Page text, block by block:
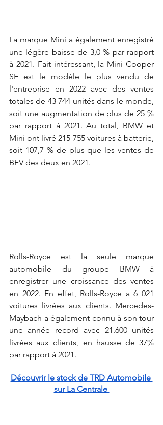
La marque Mini a également enregistré
une légère baisse de 3,0 % par rapport
à 2021. Fait intéressant, la Mini Cooper
SE est le modèle le plus vendu de
l'entreprise en 2022 avec des ventes
totales de 43 744 unités dans le monde,
soit une augmentation de plus de 25 %
par rapport à 2021. Au total, BMW et
Mini ont livré 215 755 voitures à batterie,
soit 107,7 % de plus que les ventes de
BEV des deux en 2021.
Rolls-Royce est la seule marque
automobile du groupe BMW à
enregistrer une croissance des ventes
en 2022. En effet, Rolls-Royce a 6 021
voitures livrées aux clients. Mercedes-
Maybach a également connu à son tour
une année record avec 21.600 unités
livrées aux clients, en hausse de 37%
par rapport à 2021.
Découvrir le stock de TRD Automobile
sur La Centrale